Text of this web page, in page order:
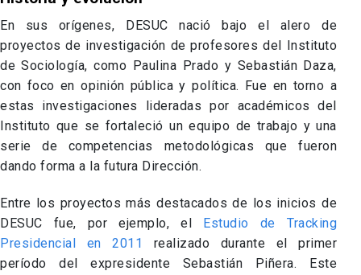
En sus orígenes, DESUC nació bajo el alero de
proyectos de investigación de profesores del Instituto
de Sociología, como Paulina Prado y Sebastián Daza,
con foco en opinión pública y política. Fue en torno a
estas investigaciones lideradas por académicos del
Instituto que se fortaleció un equipo de trabajo y una
serie de competencias metodológicas que fueron
dando forma a la futura Dirección.
Entre los proyectos más destacados de los inicios de
DESUC fue, por ejemplo, el
Estudio de Tracking
Presidencial en 2011
realizado durante el primer
período del expresidente Sebastián Piñera. Este